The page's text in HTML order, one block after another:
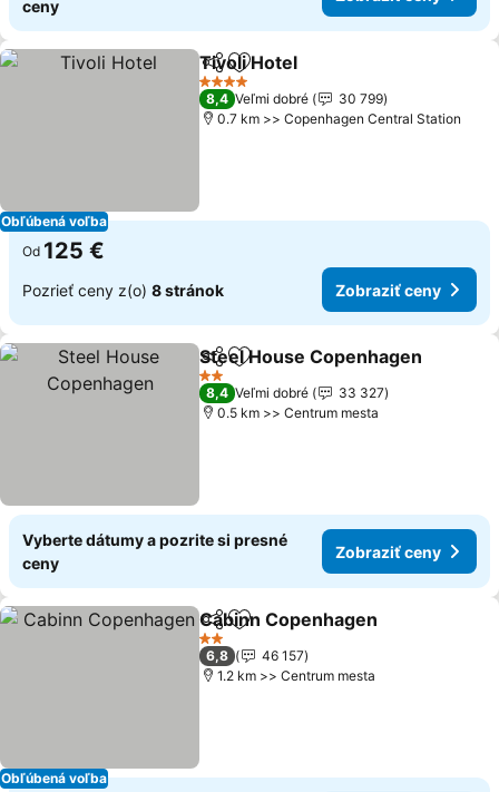
ceny
Obľúbená voľba
ZdieľaťPridať do obľúbených
Tivoli Hotel
4 Počet hviezdičiek
8,4 Veľmi dobré
30 799
0.7 km >> Copenhagen Central Station
Od 125 €
Pozrieť ceny z(o) 8 stránok Zobraziť ceny
ZdieľaťPridať do obľúbených
Steel House Copenhagen
2 Počet hviezdičiek
8,4 Veľmi dobré
33 327
0.5 km >> Centrum mesta
Vyberte dátumy a pozrite si presné
ceny
Zobraziť ceny
Obľúbená voľba
ZdieľaťPridať do obľúbených
Cabinn Copenhagen
2 Počet hviezdičiek
6,8
46 157
1.2 km >> Centrum mesta